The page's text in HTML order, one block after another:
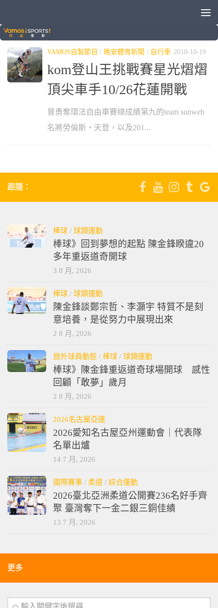
標籤：VINCENZO NIBALI
VAMOS自製節目 / 晚安體育新聞 / 自行車 2018-10-19
kom登山王挑戰賽星光熠熠
頂尖車手10/26花蓮開戰
曾勇奪環法自由車賽總成績第九的team sunweb
名將勞倫斯‧天登，以及201...
跟隨：
棒球 / 球類運動
棒球》回到夢想的起點 陳金鋒睽違20
多年重返道奇開球
3 8 月, 2026
棒球 / 球類運動
陳金鋒談鄭宗哲、李灝宇 特質不是刻
意培養，是從努力中展現出來
2 8 月, 2026
旅外球員動態 / 棒球 / 球類運動
棒球》陳金鋒重返道奇球場開球 感性
回顧「敢夢」歲月
2 8 月, 2026
2026名古屋亞運
2026愛知名古屋亞州運動會｜代表隊
名單出爐
14 7 月, 2026
國際賽事 / 柔道 / 綜合運動
2026臺北亞洲柔道公開賽236名好手齊
聚 臺灣奪下一金二銀三銅佳績
13 7 月, 2026
更多